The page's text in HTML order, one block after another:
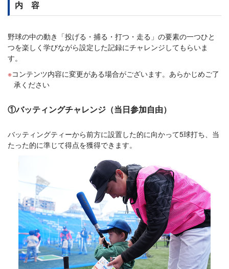
内 容
野球の中の動き「投げる・捕る・打つ・走る」の要素の一つひと
つを楽しく学びながら設定した記録にチャレンジしてもらいま
す。
コンテンツ内容に変更がある場合がございます。あらかじめご了
承ください
①バッティングチャレンジ（当日参加自由）
バッティングティーから前方に設置した的に向かって5球打ち、当
たった的に準じて得点を獲得できます。